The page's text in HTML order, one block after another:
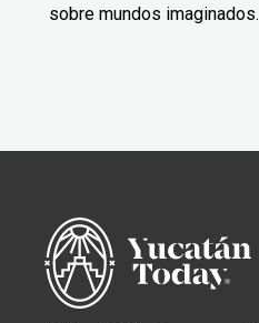
sobre mundos imaginados.